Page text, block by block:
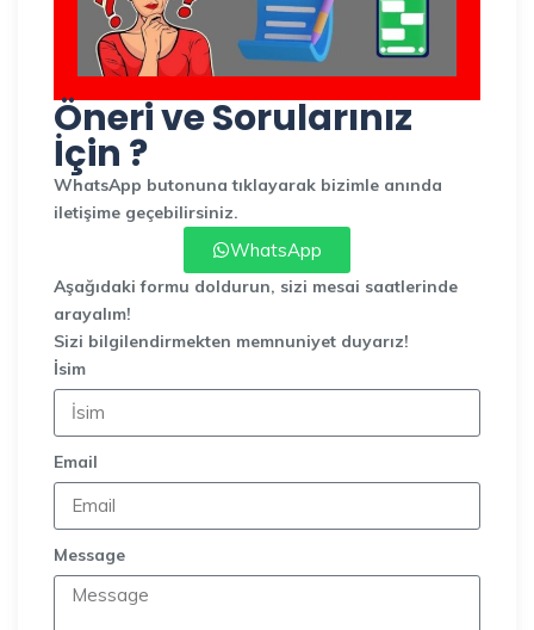
Öneri ve Sorularınız
İçin ?
WhatsApp butonuna tıklayarak bizimle anında
iletişime geçebilirsiniz.
WhatsApp
Aşağıdaki formu doldurun, sizi mesai saatlerinde
arayalım!
Sizi bilgilendirmekten memnuniyet duyarız!
İsim
Email
Message